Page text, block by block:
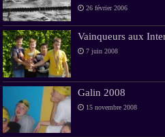
26 février 2006
Vainqueurs aux
7 juin 2008
Galin 2008
15 novembre 2008